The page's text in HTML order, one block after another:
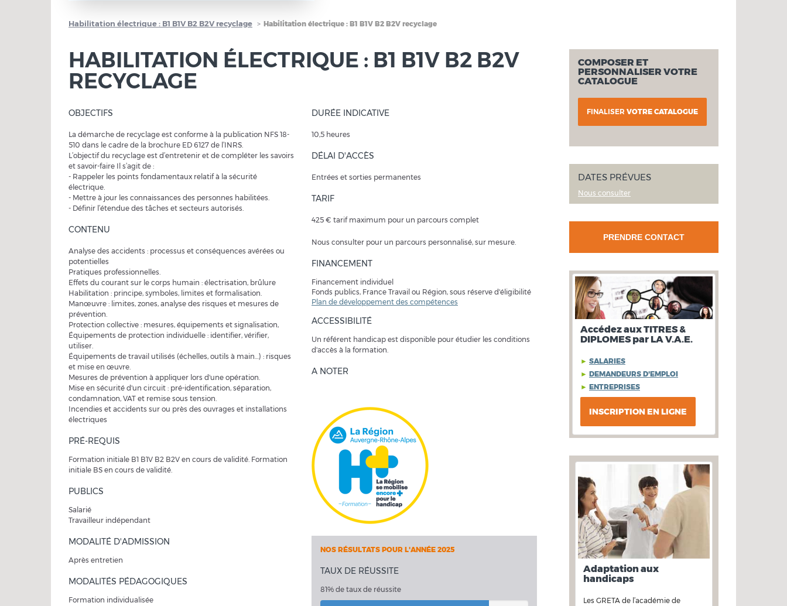
Habilitation électrique : B1 B1V B2 B2V recyclage Habilitation électrique : B1 B1V B2 B2V recyclage
HABILITATION ÉLECTRIQUE : B1 B1V B2 B2V
RECYCLAGE
OBJECTIFS
La démarche de recyclage est conforme à la publication NFS 18-
510 dans le cadre de la brochure ED 6127 de l’INRS.
L’objectif du recyclage est d’entretenir et de compléter les savoirs
et savoir-faire Il s’agit de :
- Rappeler les points fondamentaux relatif à la sécurité
électrique.
- Mettre à jour les connaissances des personnes habilitées.
- Définir l’étendue des tâches et secteurs autorisés.
CONTENU
Analyse des accidents : processus et conséquences avérées ou
potentielles
Pratiques professionnelles.
Effets du courant sur le corps humain : électrisation, brûlure
Habilitation : principe, symboles, limites et formalisation.
Manœuvre : limites, zones, analyse des risques et mesures de
prévention.
Protection collective : mesures, équipements et signalisation,
Équipements de protection individuelle : identifier, vérifier,
utiliser.
Équipements de travail utilisés (échelles, outils à main…) : risques
et mise en œuvre.
Mesures de prévention à appliquer lors d'une opération.
Mise en sécurité d'un circuit : pré-identification, séparation,
condamnation, VAT et remise sous tension.
Incendies et accidents sur ou près des ouvrages et installations
électriques
PRÉ-REQUIS
Formation initiale B1 B1V B2 B2V en cours de validité. Formation
initiale BS en cours de validité.
PUBLICS
Salarié
Travailleur indépendant
MODALITÉ D'ADMISSION
Après entretien
MODALITÉS PÉDAGOGIQUES
Formation individualisée
DURÉE INDICATIVE
10,5 heures
DÉLAI D'ACCÈS
Entrées et sorties permanentes
TARIF
425 € tarif maximum pour un parcours complet
Nous consulter pour un parcours personnalisé, sur mesure.
FINANCEMENT
Financement individuel
Fonds publics, France Travail ou Région, sous réserve d'éligibilité
Plan de développement des compétences
ACCESSIBILITÉ
Un référent handicap est disponible pour étudier les conditions
d'accès à la formation.
A NOTER
NOS RÉSULTATS POUR L'ANNÉE 2025
TAUX DE RÉUSSITE
81% de taux de réussite
COMPOSER ET
PERSONNALISER VOTRE
CATALOGUE
FINALISER VOTRE CATALOGUE
DATES PRÉVUES
Nous consulter
PRENDRE CONTACT
Accédez aux TITRES &
DIPLOMES par LA V.A.E.
► SALARIES
► DEMANDEURS D'EMPLOI
► ENTREPRISES
INSCRIPTION EN LIGNE
Adaptation aux
handicaps
Les GRETA de l’académie de